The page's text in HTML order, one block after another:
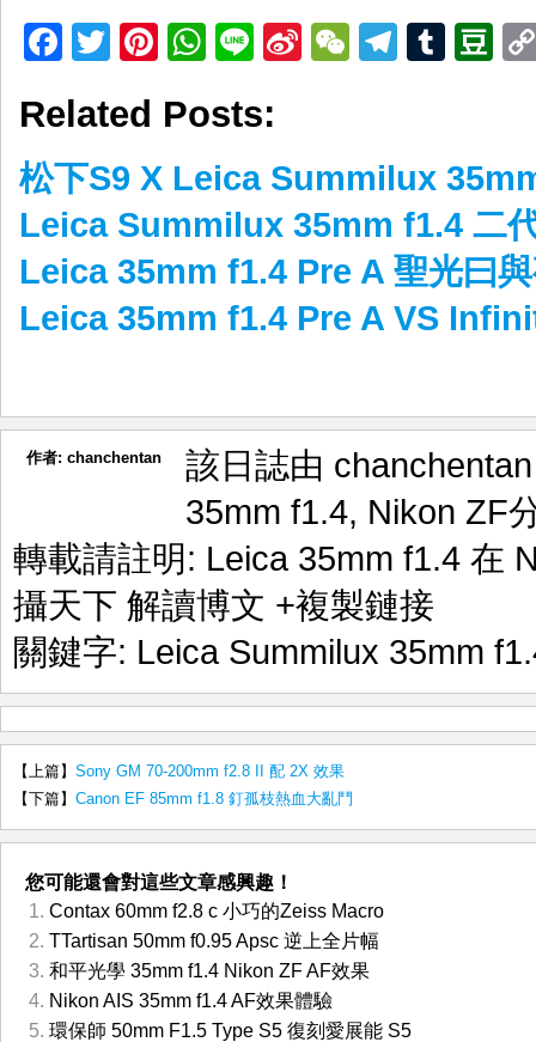
Facebook
TwitterPinterest
WhatsApp
LineSinaWeChat
Related Posts:
松下S9 X Leica Summilux
Leica Summilux 35mm f1.4 二
Leica 35mm f1.4 Pre A 聖光曰
Leica 35mm f1.4 Pre A VS
作者: chanchentan
該日誌由
35mm f1.4, Nikon ZF
轉載請註明: Leica 35mm f1.4 在
攝天下 解讀博文 +複製鏈接
關鍵字: Leica Summilux 35mm
【上篇】 Sony GM 70-200mm f2.8 II 配 2X 效果
【下篇】 Canon EF 85mm f1.8 釘孤枝熱血大亂鬥
您可能還會對這些文章感興趣！
Contax 60mm f2.8 c 小巧的Zeiss Macro
TTartisan 50mm f0.95 Apsc 逆上全片幅
和平光學 35mm f1.4 Nikon ZF AF效果
Nikon AIS 35mm f1.4 AF效果體驗
環保師 50mm F1.5 Type S5 復刻愛展能 S5